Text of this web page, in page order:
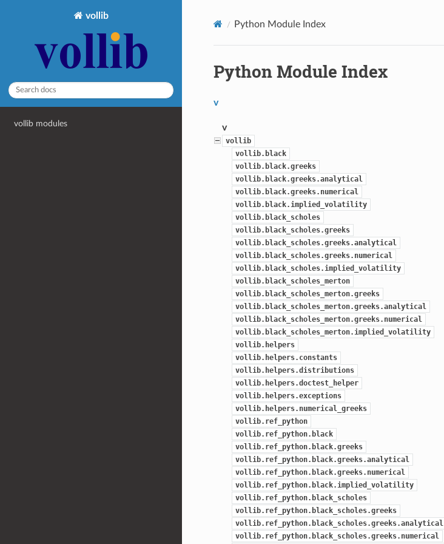
vollib
vollib modules
Python Module Index
Python Module Index
v
v
vollib
vollib.black
vollib.black.greeks
vollib.black.greeks.analytical
vollib.black.greeks.numerical
vollib.black.implied_volatility
vollib.black_scholes
vollib.black_scholes.greeks
vollib.black_scholes.greeks.analytical
vollib.black_scholes.greeks.numerical
vollib.black_scholes.implied_volatility
vollib.black_scholes_merton
vollib.black_scholes_merton.greeks
vollib.black_scholes_merton.greeks.analytical
vollib.black_scholes_merton.greeks.numerical
vollib.black_scholes_merton.implied_volatility
vollib.helpers
vollib.helpers.constants
vollib.helpers.distributions
vollib.helpers.doctest_helper
vollib.helpers.exceptions
vollib.helpers.numerical_greeks
vollib.ref_python
vollib.ref_python.black
vollib.ref_python.black.greeks
vollib.ref_python.black.greeks.analytical
vollib.ref_python.black.greeks.numerical
vollib.ref_python.black.implied_volatility
vollib.ref_python.black_scholes
vollib.ref_python.black_scholes.greeks
vollib.ref_python.black_scholes.greeks.analytical
vollib.ref_python.black_scholes.greeks.numerical